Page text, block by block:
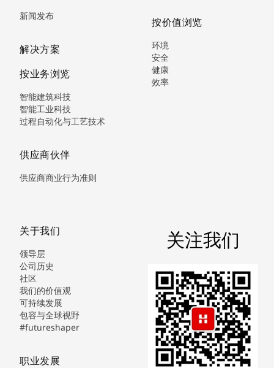
新闻发布
解决方案
按业务浏览
智能建筑科技
智能工业科技
过程自动化与工艺技术
供应商伙伴
供应商商业行为准则
按价值浏览
环境
安全
健康
效率
关于我们
领导层
公司历史
社区
我们的价值观
可持续发展
包容与全球视野
#futureshaper
职业发展
关注我们